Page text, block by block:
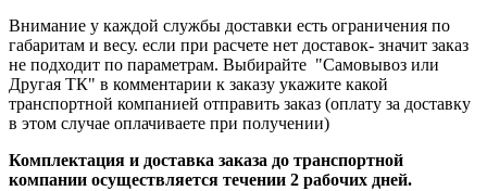
Внимание у каждой службы доставки есть ограничения по
габаритам и весу. если при расчете нет доставок- значит заказ
не подходит по параметрам. Выбирайте "Самовывоз или
Другая ТК" в комментарии к заказу укажите какой
транспортной компанией отправить заказ (оплату за доставку
в этом случае оплачиваете при получении)
Комплектация и доставка заказа до транспортной
компании осуществляется течении 2 рабочих дней.